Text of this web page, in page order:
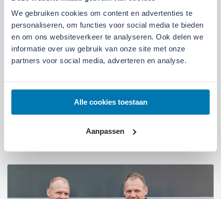
We gebruiken cookies om content en advertenties te
personaliseren, om functies voor social media te bieden
en om ons websiteverkeer te analyseren. Ook delen we
informatie over uw gebruik van onze site met onze
partners voor social media, adverteren en analyse.
Alle cookies toestaan
Aanpassen
Kom langs bij onze locaties
Locatie EdeLocatie Ruinerwold
We zijn gevestigd aan de Broeksteeg 1 in Ede
Maandag t/m zaterdag open. Bereikbaar via0318-
07:00 tot 17:30 uur Maandag t/m vrijdag